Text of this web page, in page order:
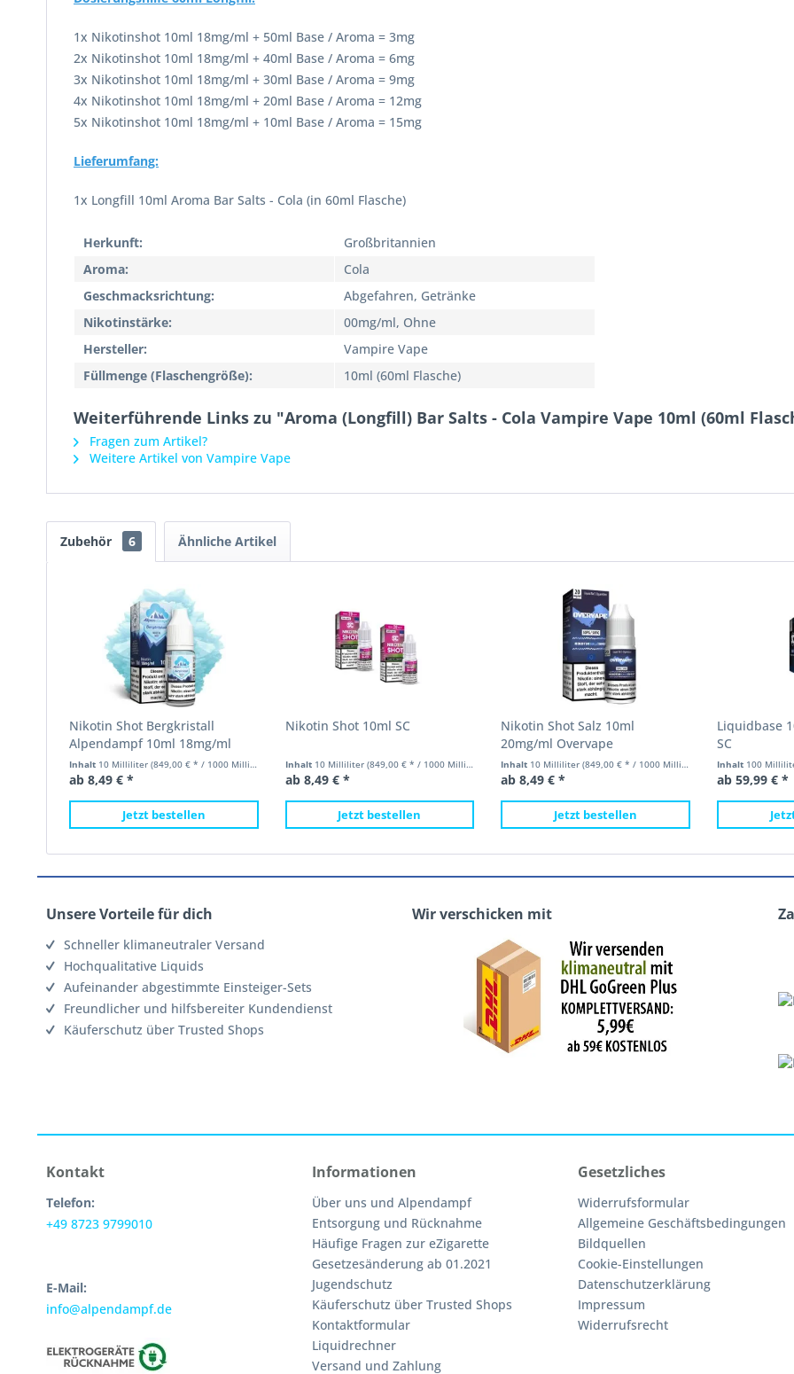
1x Nikotinshot 10ml 18mg/ml + 50ml Base / Aroma = 3mg
2x Nikotinshot 10ml 18mg/ml + 40ml Base / Aroma = 6mg
3x Nikotinshot 10ml 18mg/ml + 30ml Base / Aroma = 9mg
4x Nikotinshot 10ml 18mg/ml + 20ml Base / Aroma = 12mg
5x Nikotinshot 10ml 18mg/ml + 10ml Base / Aroma = 15mg
Lieferumfang:
1x Longfill 10ml Aroma Bar Salts - Cola (in 60ml Flasche)
Herkunft:
Großbritannien
Aroma:
Cola
Geschmacksrichtung:
Abgefahren, Getränke
Nikotinstärke:
00mg/ml, Ohne
Hersteller:
Vampire Vape
Füllmenge (Flaschengröße):
10ml (60ml Flasche)
Weiterführende Links zu "Aroma (Longfill) Bar Salts - Cola Vampire Vape 10ml (60ml
Fragen zum Artikel?
Weitere Artikel von Vampire Vape
Zubehör 6 Ähnliche Artikel
Nikotin Shot Bergkristall
Alpendampf 10ml 18mg/ml
Inhalt 10 Milliliter (849,00 € * / 1000 Milliliter)
ab 8,49 € *
Jetzt bestellen
Nikotin Shot 10ml SC
Inhalt 10 Milliliter (849,00 € * / 1000 Milliliter)
ab 8,49 € *
Jetzt bestellen
Nikotin Shot Salz 10ml
20mg/ml Overvape
Inhalt 10 Milliliter(849,00 € * / 1000 Milliliter)
ab 8,49 € *
Jetzt bestellen
Liquidbase
SC
Inhalt 100
ab 59,99 € *
Unsere Vorteile für dich
Schneller klimaneutraler Versand
Hochqualitative Liquids
Aufeinander abgestimmte Einsteiger-Sets
Freundlicher und hilfsbereiter Kundendienst
Käuferschutz über Trusted Shops
Wir verschicken mit
Kontakt
Telefon:
+49 8723 9799010
E-Mail:
info@alpendampf.de
Informationen
Über uns und Alpendampf
Entsorgung und Rücknahme
Häufige Fragen zur eZigarette
Gesetzesänderung ab 01.2021
Jugendschutz
Käuferschutz über Trusted Shops
Kontaktformular
Liquidrechner
Versand und Zahlung
Gesetzliches
Widerrufsformular
Allgemeine Geschäftsbedingungen
Bildquellen
Cookie-Einstellungen
Datenschutzerklärung
Impressum
Widerrufsrecht